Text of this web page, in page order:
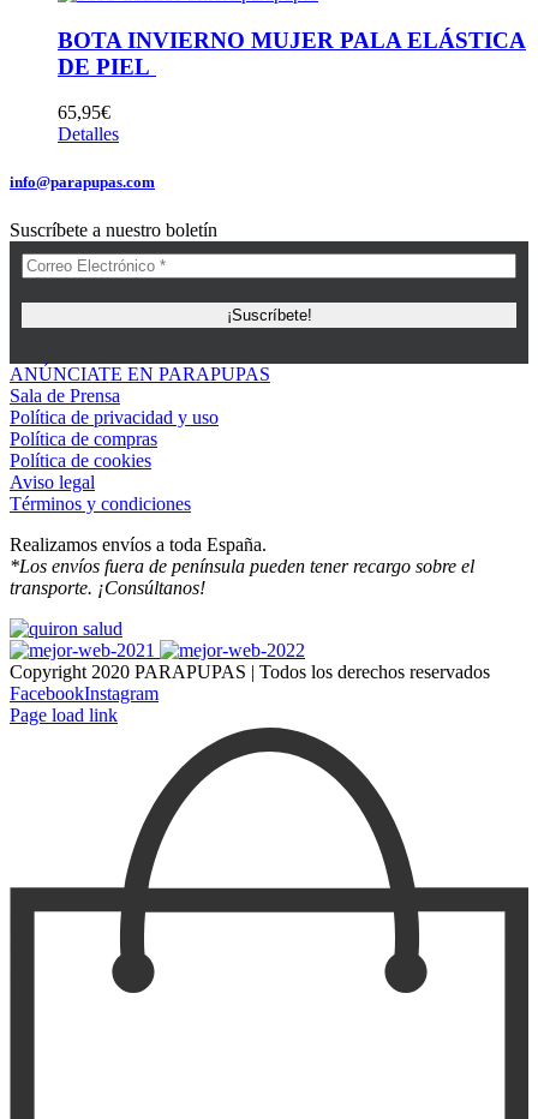
BOTA INVIERNO MUJER PALA ELÁSTICA
DE PIEL
65,95€
Detalles
info@parapupas.com
Suscríbete a nuestro boletín
ANÚNCIATE EN PARAPUPAS
Sala de Prensa
Política de privacidad y uso
Política de compras
Política de cookies
Aviso legal
Términos y condiciones
Realizamos envíos a toda España.
*Los envíos fuera de península pueden tener recargo sobre el
transporte. ¡Consúltanos!
Copyright 2020 PARAPUPAS | Todos los derechos reservados
FacebookInstagram
Page load link